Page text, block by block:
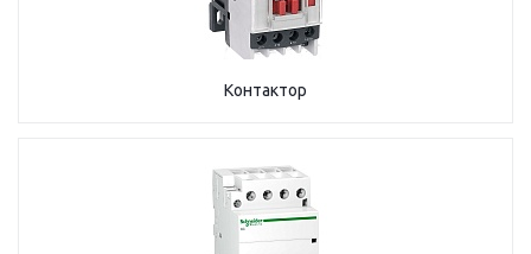
Контактор